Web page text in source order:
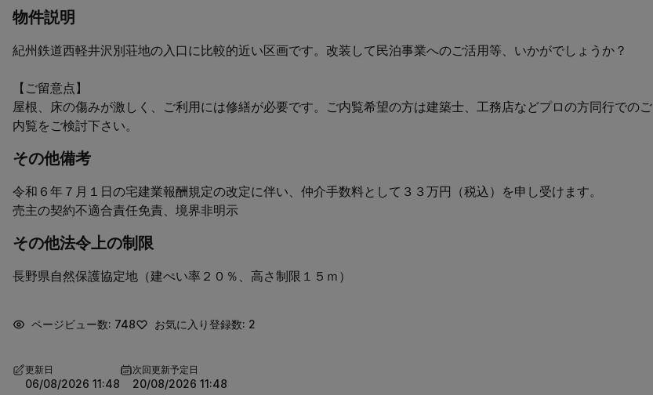
物件説明
紀州鉄道西軽井沢別荘地の入口に比較的近い区画です。改装して民泊事業へのご活用等、いかがでしょうか？
【ご留意点】
屋根、床の傷みが激しく、ご利用には修繕が必要です。ご内覧希望の方は建築士、工務店などプロの方同行でのご
内覧をご検討下さい。
その他備考
令和６年７月１日の宅建業報酬規定の改定に伴い、仲介手数料として３３万円（税込）を申し受けます。
売主の契約不適合責任免責、境界非明示
その他法令上の制限
長野県自然保護協定地（建ぺい率２０％、高さ制限１５ｍ）
ページビュー数: 748 お気に入り登録数: 2
更新日
06/08/2026 11:48
次回更新予定日
20/08/2026 11:48